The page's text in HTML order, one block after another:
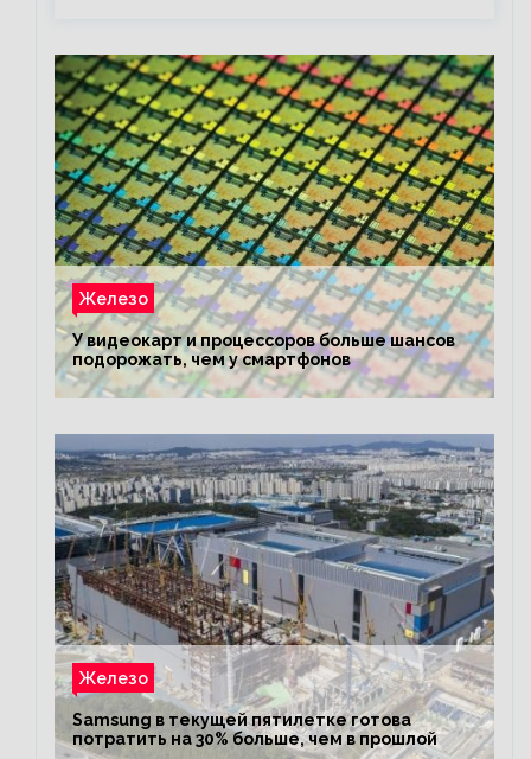
Железо
У видеокарт и процессоров больше шансов
подорожать, чем у смартфонов
Железо
Samsung в текущей пятилетке готова
потратить на 30% больше, чем в прошлой